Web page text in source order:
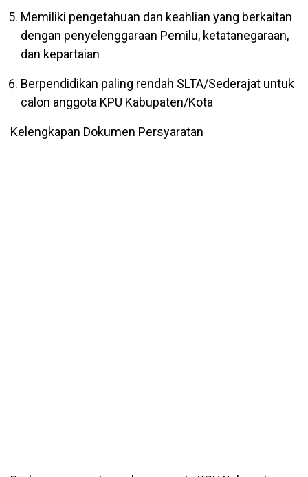
Memiliki pengetahuan dan keahlian yang berkaitan
dengan penyelenggaraan Pemilu, ketatanegaraan,
dan kepartaian
Berpendidikan paling rendah SLTA/Sederajat untuk
calon anggota KPU Kabupaten/Kota
Kelengkapan Dokumen Persyaratan